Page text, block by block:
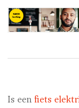
Is een fiets